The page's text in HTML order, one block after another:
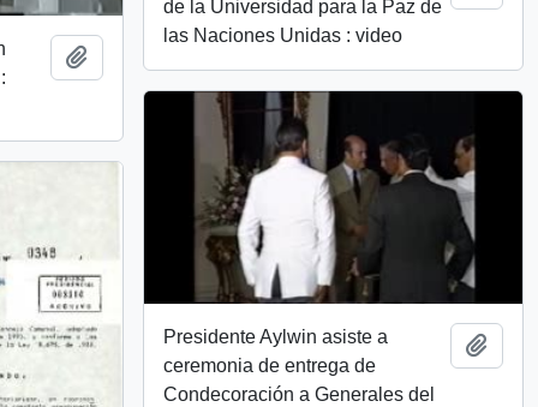
Añadir al portapapeles
de la Universidad para la Paz de
las Naciones Unidas : video
Presidente Aylwin asiste a
ceremonia de entrega de
Condecoración a Generales del